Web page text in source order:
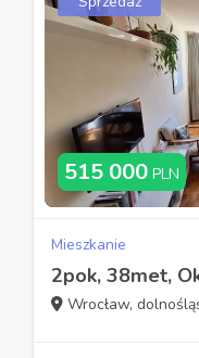
515 000 PLN
Mieszkanie
Wrocław,